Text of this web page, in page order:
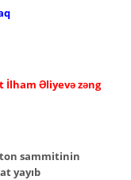
İlham Əliyevə zəng
sammitinin
yayıb